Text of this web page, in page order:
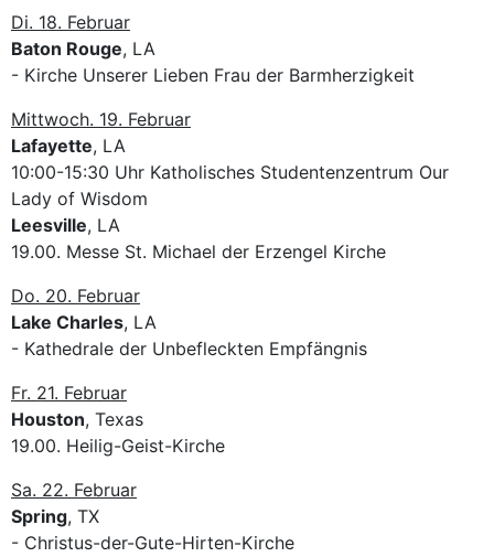
Di. 18. Februar
Baton Rouge, LA
- Kirche Unserer Lieben Frau der Barmherzigkeit
Mittwoch. 19. Februar
Lafayette, LA
10:00-15:30 Uhr Katholisches Studentenzentrum Our
Lady of Wisdom
Leesville, LA
19.00. Messe St. Michael der Erzengel Kirche
Do. 20. Februar
Lake Charles, LA
- Kathedrale der Unbefleckten Empfängnis
Fr. 21. Februar
Houston, Texas
19.00. Heilig-Geist-Kirche
Sa. 22. Februar
Spring, TX
- Christus-der-Gute-Hirten-Kirche